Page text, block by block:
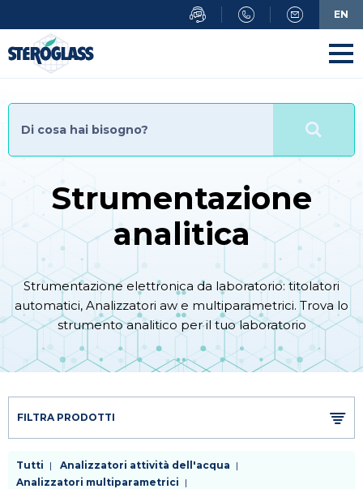
al
contenuto
principale
Strumentazione
analitica
Strumentazione elettronica da laboratorio: titolatori
automatici, Analizzatori aw e multiparametrici. Trova lo
strumento analitico per il tuo laboratorio
FILTRA PRODOTTI
Tutti
Analizzatori attività dell'acqua
Analizzatori multiparametrici
EN